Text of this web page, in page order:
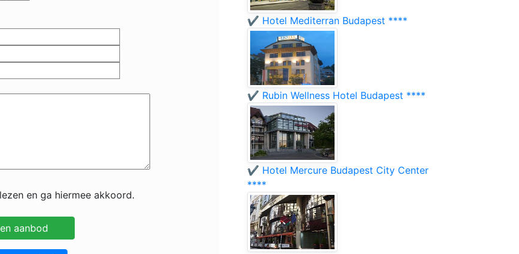
en ga hiermee akkoord.
✔️ Hotel Mediterran Budapest ****
✔️ Rubin Wellness Hotel Budapest ****
✔️ Hotel Mercure Budapest City Center
****